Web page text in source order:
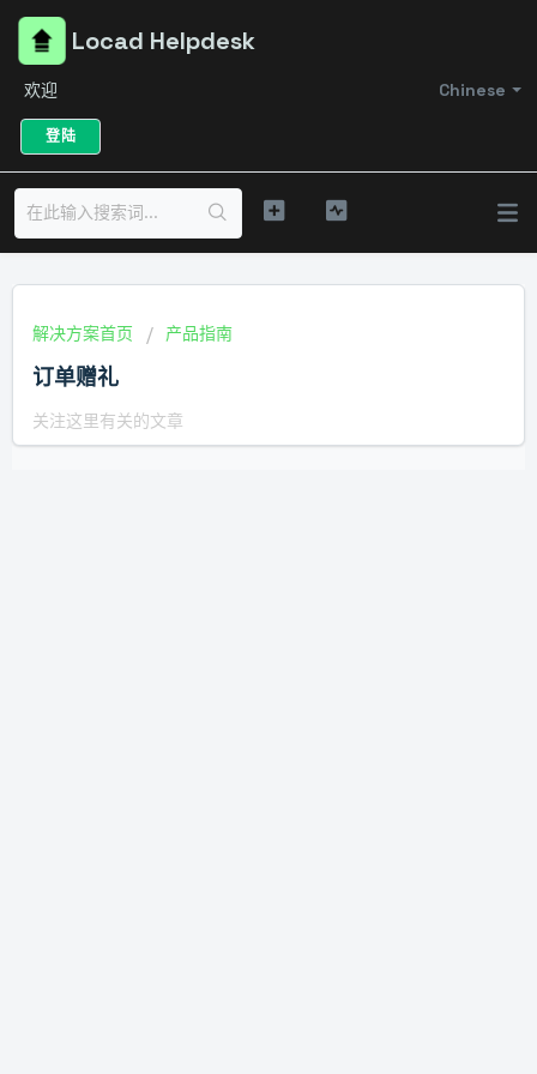
Locad Helpdesk
Chinese
欢迎
登陆
解决方案首页 产品指南
订单赠礼
关注这里有关的文章